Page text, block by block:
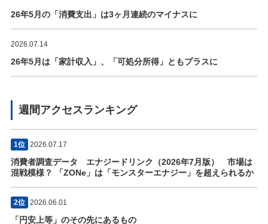
26年5月の「消費支出」は3ヶ月連続のマイナスに
2026.07.14
26年5月は「家計収入」、「可処分所得」ともプラスに
週間アクセスランキング
1位 2026.07.17
消費者調査データ エナジードリンク（2026年7月版） 市場は
混戦模様？ 「ZONe」は「モンスターエナジー」を超えられるか
2位 2026.06.01
「円安上等」のその先にあるもの